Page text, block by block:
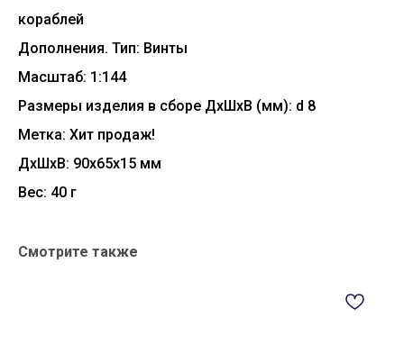
кораблей
Дополнения. Тип: Винты
Масштаб: 1:144
Размеры изделия в сборе ДхШхВ (мм): d 8
Метка: Хит продаж!
ДxШxВ: 90x65x15 мм
Вес: 40 г
Смотрите также